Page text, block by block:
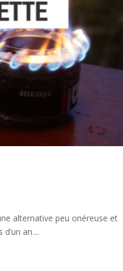
alternative peu onéreuse et
an....